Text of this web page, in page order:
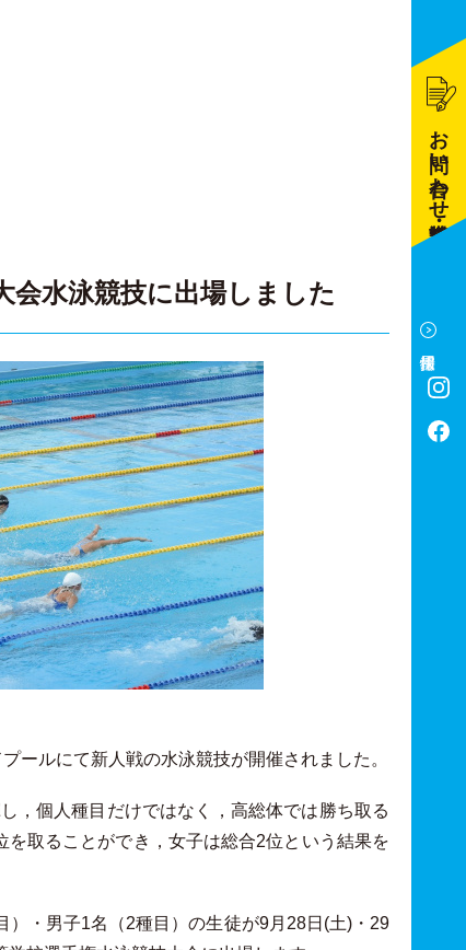
お問い合わせ・資料請求
会水泳競技に出場しました
ールにて新人戦の水泳競技が開催されました。
，個人種目だけではなく，高総体では勝ち取る
を取ることができ，女子は総合2位という結果を
）・男子1名（2種目）の生徒が9月28日(土)・29